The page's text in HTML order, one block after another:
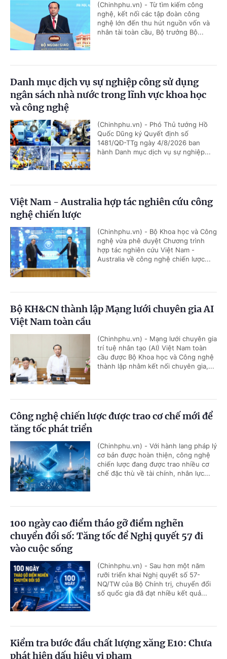
(Chinhphu.vn) - Từ tìm kiếm công
nghệ, kết nối các tập đoàn công
nghệ lớn đến thu hút nguồn vốn và
nhân tài toàn cầu, Bộ trưởng Bộ...
Danh mục dịch vụ sự nghiệp công sử dụng
ngân sách nhà nước trong lĩnh vực khoa học
và công nghệ
(Chinhphu.vn) - Phó Thủ tướng Hồ
Quốc Dũng ký Quyết định số
1481/QĐ-TTg ngày 4/8/2026 ban
hành Danh mục dịch vụ sự nghiệp...
Việt Nam - Australia hợp tác nghiên cứu công
nghệ chiến lược
(Chinhphu.vn) - Bộ Khoa học và Công
nghệ vừa phê duyệt Chương trình
hợp tác nghiên cứu Việt Nam -
Australia về công nghệ chiến lược...
Bộ KH&CN thành lập Mạng lưới chuyên gia AI
Việt Nam toàn cầu
(Chinhphu.vn) - Mạng lưới chuyên gia
trí tuệ nhân tạo (AI) Việt Nam toàn
cầu được Bộ Khoa học và Công nghệ
thành lập nhằm kết nối chuyên gia,...
Công nghệ chiến lược được trao cơ chế mới để
tăng tốc phát triển
(Chinhphu.vn) - Với hành lang pháp lý
cơ bản được hoàn thiện, công nghệ
chiến lược đang được trao nhiều cơ
chế đặc thù về tài chính, nhân lực...
100 ngày cao điểm tháo gỡ điểm nghẽn
chuyển đổi số: Tăng tốc để Nghị quyết 57 đi
vào cuộc sống
(Chinhphu.vn) - Sau hơn một năm
rưỡi triển khai Nghị quyết số 57-
NQ/TW của Bộ Chính trị, chuyển đổi
số quốc gia đã đạt nhiều kết quả...
Kiểm tra bước đầu chất lượng xăng E10: Chưa
phát hiện dấu hiệu vi phạm